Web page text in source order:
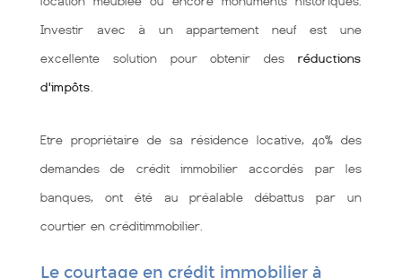
Investir avec à un appartement neuf est une
excellente solution pour obtenir des réductions
d'impôts
Etre propriétaire de sa résidence locative, 40% des
demandes de crédit immobilier accordés par les
banques, ont été au préalable débattus par un
courtier en créditimmobilier.
Le courtage en crédit immobilier à